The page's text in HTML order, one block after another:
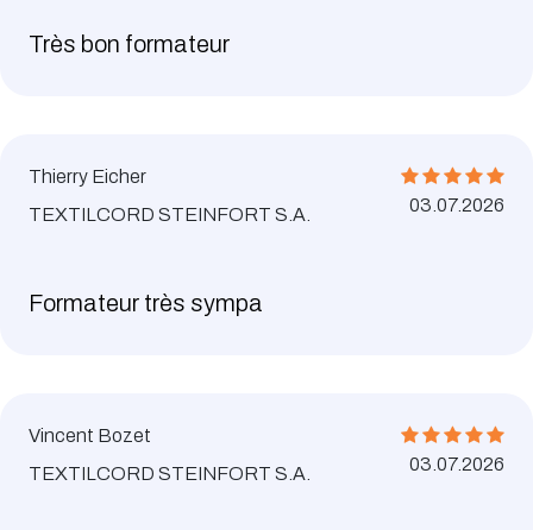
Très bon formateur
Thierry Eicher
TEXTILCORD STEINFORT S.A.
03.07.2026
Formateur très sympa
Vincent Bozet
TEXTILCORD STEINFORT S.A.
03.07.2026